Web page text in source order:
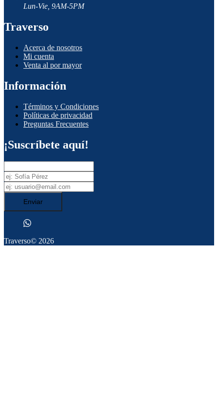
Lun-Vie, 9AM-5PM
Traverso
Acerca de nosotros
Mi cuenta
Venta al por mayor
Información
Términos y Condiciones
Políticas de privacidad
Preguntas Frecuentes
¡Suscríbete aquí!
Enviar
Traverso© 2026